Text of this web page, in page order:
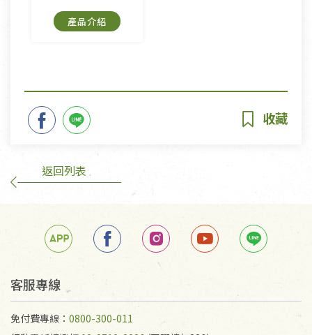
產品介紹
返回列表
客服專線
免付費專線： 0800-300-011